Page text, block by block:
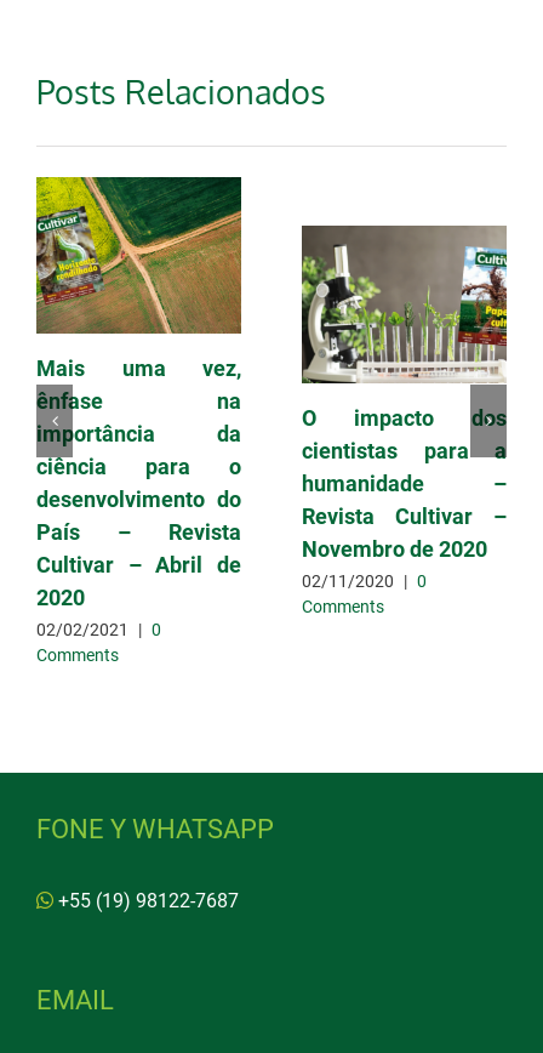
Posts Relacionados
Mais uma vez,
ênfase na
importância da
ciência para o
desenvolvimento do
País – Revista
Cultivar – Abril de
2020
02/02/2021 | 0
Comments
O impacto dos
cientistas para a
humanidade –
Revista Cultivar –
Novembro de 2020
02/11/2020 | 0
Comments
FONE Y WHATSAPP
+55 (19) 98122-7687
EMAIL